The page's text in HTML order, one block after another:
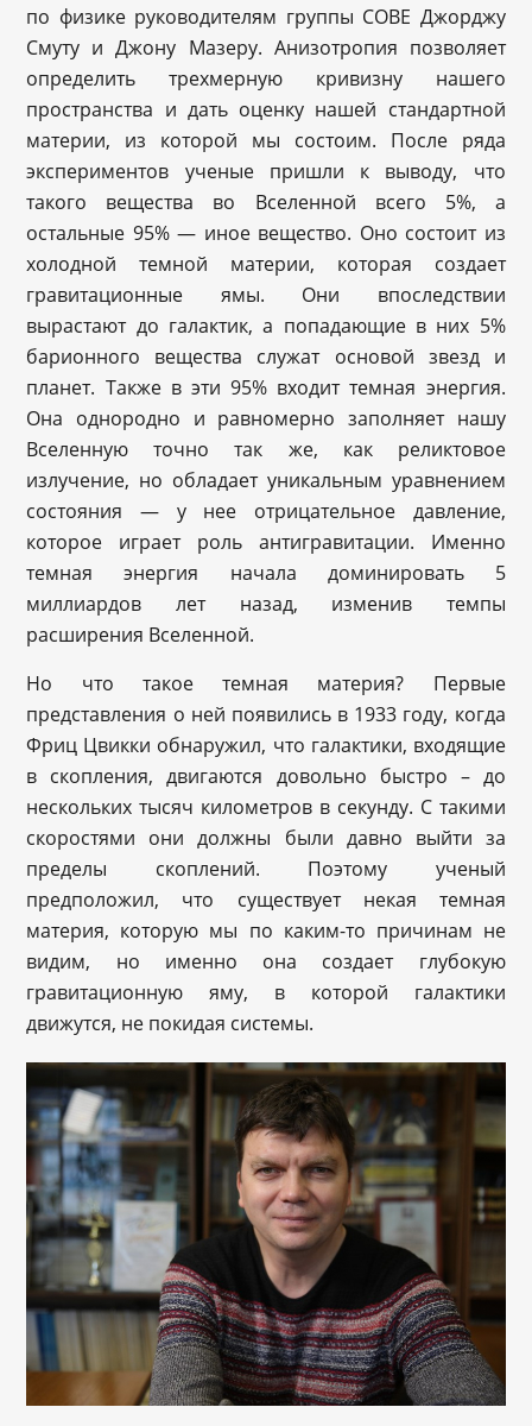
по физике руководителям группы COBE Джорджу
Смуту и Джону Мазеру. Анизотропия позволяет
определить трехмерную кривизну нашего
пространства и дать оценку нашей стандартной
материи, из которой мы состоим. После ряда
экспериментов ученые пришли к выводу, что
такого вещества во Вселенной всего 5%, а
остальные 95% — иное вещество. Оно состоит из
холодной темной материи, которая создает
гравитационные ямы. Они впоследствии
вырастают до галактик, а попадающие в них 5%
барионного вещества служат основой звезд и
планет. Также в эти 95% входит темная энергия.
Она однородно и равномерно заполняет нашу
Вселенную точно так же, как реликтовое
излучение, но обладает уникальным уравнением
состояния — у нее отрицательное давление,
которое играет роль антигравитации. Именно
темная энергия начала доминировать 5
миллиардов лет назад, изменив темпы
расширения Вселенной.
Но что такое темная материя? Первые
представления о ней появились в 1933 году, когда
Фриц Цвикки обнаружил, что галактики, входящие
в скопления, двигаются довольно быстро – до
нескольких тысяч километров в секунду. С такими
скоростями они должны были давно выйти за
пределы скоплений. Поэтому ученый
предположил, что существует некая темная
материя, которую мы по каким-то причинам не
видим, но именно она создает глубокую
гравитационную яму, в которой галактики
движутся, не покидая системы.